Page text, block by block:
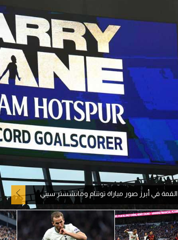
الدوري السعودي للمحترفين
دوري أبطال أوروبا
دوري أبطال إفريقيا
كل البطولات
في أبرز صور مباراة توتنام ومانشستر سيتي